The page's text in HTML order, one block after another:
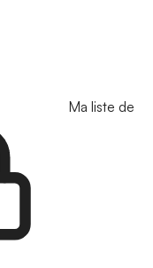
Ma liste de